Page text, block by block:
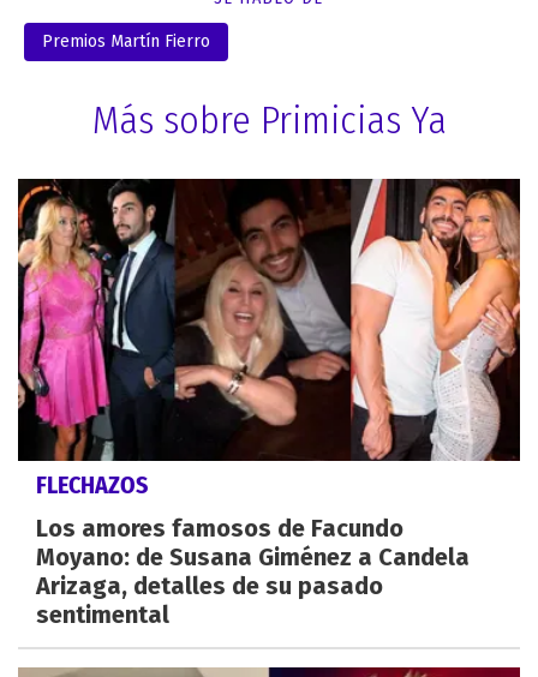
Premios Martín Fierro
Más sobre Primicias Ya
FLECHAZOS
Los amores famosos de Facundo
Moyano: de Susana Giménez a Candela
Arizaga, detalles de su pasado
sentimental